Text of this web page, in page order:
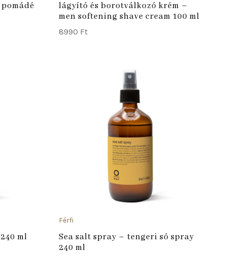
lágyító és borotválkozó krém –
men softening shave cream 100 ml
8990 Ft
ml
Férfi
Sea salt spray – tengeri só spray
240 ml